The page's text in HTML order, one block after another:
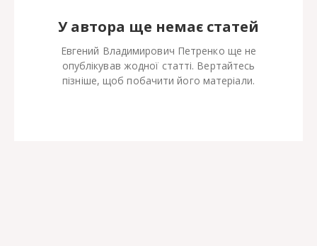
У автора ще немає статей
Евгений Владимирович Петренко ще не
опублікував жодної статті. Вертайтесь
пізніше, щоб побачити його матеріали.